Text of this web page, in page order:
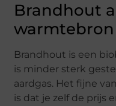
Brandhout
warmtebron
Brandhout is een
is minder sterk
aardgas. Het fijne
is dat je zelf de prijs